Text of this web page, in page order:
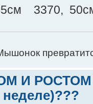
3370,
И